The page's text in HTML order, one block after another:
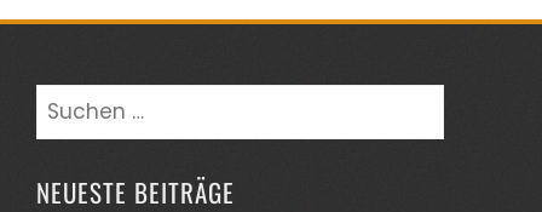
Suchen
nach:
NEUESTE BEITRÄGE